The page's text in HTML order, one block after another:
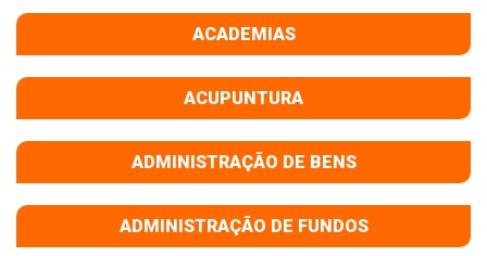
ACADEMIAS
ACUPUNTURA
ADMINISTRAÇÃO DE BENS
ADMINISTRAÇÃO DE FUNDOS